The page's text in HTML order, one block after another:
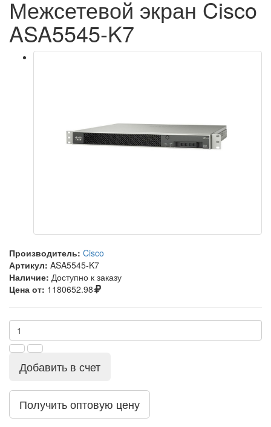
Межсетевой экран Cisco
ASA5545-K7
Производитель: Cisco
Артикул: ASA5545-K7
Наличие: Доступно к заказу
Цена от: 1180652.98
Добавить в счет
Получить оптовую цену